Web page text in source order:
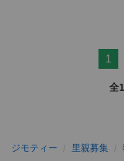
1
全
ジモティー 里親募集